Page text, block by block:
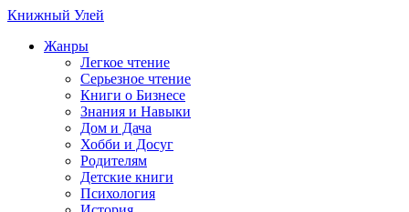
Книжный Улей
Жанры
Легкое чтение
Серьезное чтение
Книги о Бизнесе
Знания и Навыки
Дом и Дача
Хобби и Досуг
Родителям
Детские книги
Психология